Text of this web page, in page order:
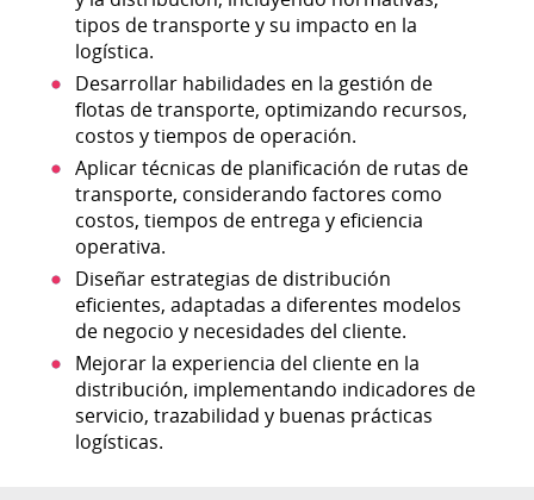
tipos de transporte y su impacto en la
logística.
Desarrollar habilidades en la gestión de
flotas de transporte, optimizando recursos,
costos y tiempos de operación.
Aplicar técnicas de planificación de rutas de
transporte, considerando factores como
costos, tiempos de entrega y eficiencia
operativa.
Diseñar estrategias de distribución
eficientes, adaptadas a diferentes modelos
de negocio y necesidades del cliente.
Mejorar la experiencia del cliente en la
distribución, implementando indicadores de
servicio, trazabilidad y buenas prácticas
logísticas.